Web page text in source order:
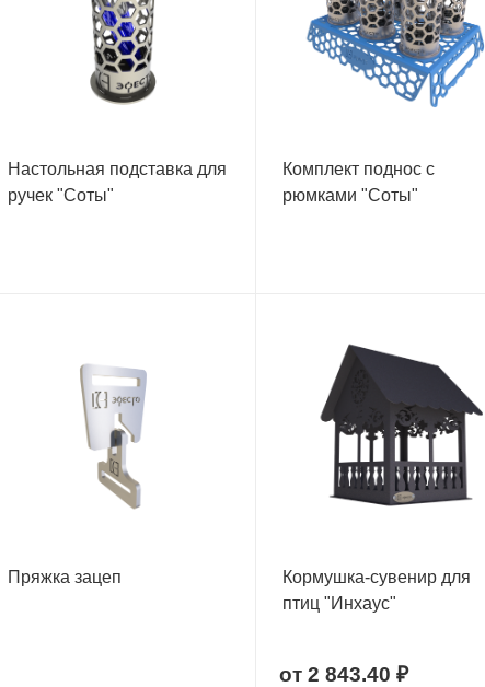
Настольная подставка для
ручек "Соты"
Комплект поднос с
рюмками "Соты"
Пряжка зацеп
Кормушка-сувенир для
птиц "Инхаус"
от 2 843.40 ₽